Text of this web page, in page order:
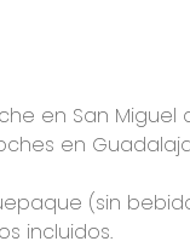
en San Miguel
en
(sin
incluidos.